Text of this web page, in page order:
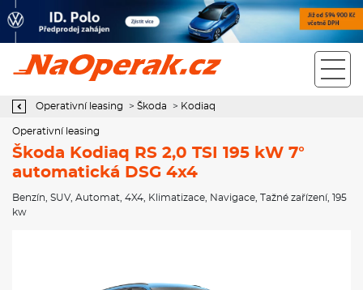
Operativní leasing Škoda Kodiaq RS 2,0 TSI 195 kW 7°
Operativní leasing > Škoda > Kodiaq
Operativní leasing
Škoda Kodiaq RS 2,0 TSI 195 kW 7°
automatická DSG 4x4
Benzín SUV, Automat 4X4 Klimatizace Navigace Tažné zařízení, 195
kw